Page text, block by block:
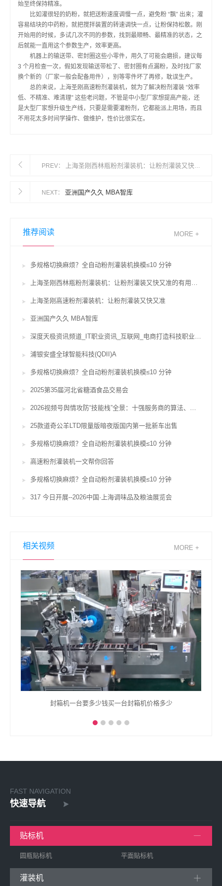
始至终保持精准。
比如灌很轻的奶粉，就把送粉速度调慢一点，避免粉 “飘” 出来；灌
容易结块的中药粉，就把搅拌装置的转速调快一点，让粉保持松散。刚
开始用的时候，多试几次不同的参数，找到最顺畅、最精准的状态，之
后就能一直用这个参数生产，效率更高。
机器上的输送带、密封圈这些小零件，用久了可能会磨损，建议每
3 个月检查一次，假如发现输送带松了、密封圈有点漏粉，及时找厂家
换个新的（厂家一般会配备用件），别等零件坏了再修，耽误生产。
总的来说，上海圣刚高速粉剂灌装机，就为了解决粉剂灌装 “效率
低、不精准、难清理” 这些老问题，不管是中小型厂家想提高产能，还
是大型厂家想升级生产线，只要是需要灌粉剂，它都能派上用场，而且
不用花太多时间学操作、做维护，性价比很实在。
PREV： 上海圣刚西林瓶粉剂灌装机：让粉剂灌装又快又准的有用辅佐
NEXT： 亚洲国产久久 MBA智库
推荐阅读 MORE +
多规格切换麻烦？全自动粉剂灌装机换模≤10 分钟
上海圣刚西林瓶粉剂灌装机：让粉剂灌装又快又准的有用辅佐
上海圣刚高速粉剂灌装机：让粉剂灌装又快又准
亚洲国产久久 MBA智库
深度天极资讯频道_IT职业资讯_互联网_电商打造科技职业威望坐看途径风云变迁
浦银安盛全球智能科技(QDII)A
多规格切换麻烦？全自动粉剂灌装机换模≤10 分钟
2025第35届河北省糖酒食品交易会
2026视频号舆情攻防“技能栈”全景：十强服务商的算法、对赌与合规鸿沟
25款道奇公羊LTD限量版暗夜版国内第一批新车出售
多规格切换麻烦？全自动粉剂灌装机换模≤10 分钟
高速粉剂灌装机一文帮你回答
多规格切换麻烦？全自动粉剂灌装机换模≤10 分钟
317 今日开展--2026中国·上海调味品及粮油展览会
相关视频 MORE +
封箱机一台要多少钱买一台封箱机价格多少
FAST NAVIGATION
快速导航
贴标机
圆瓶贴标机 平面贴标机
灌装机